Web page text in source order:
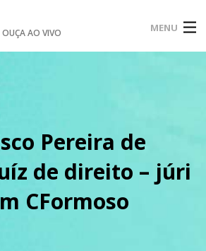
OUÇA AO VIVO MENU
Pereira de
de direito – júri
CFormoso